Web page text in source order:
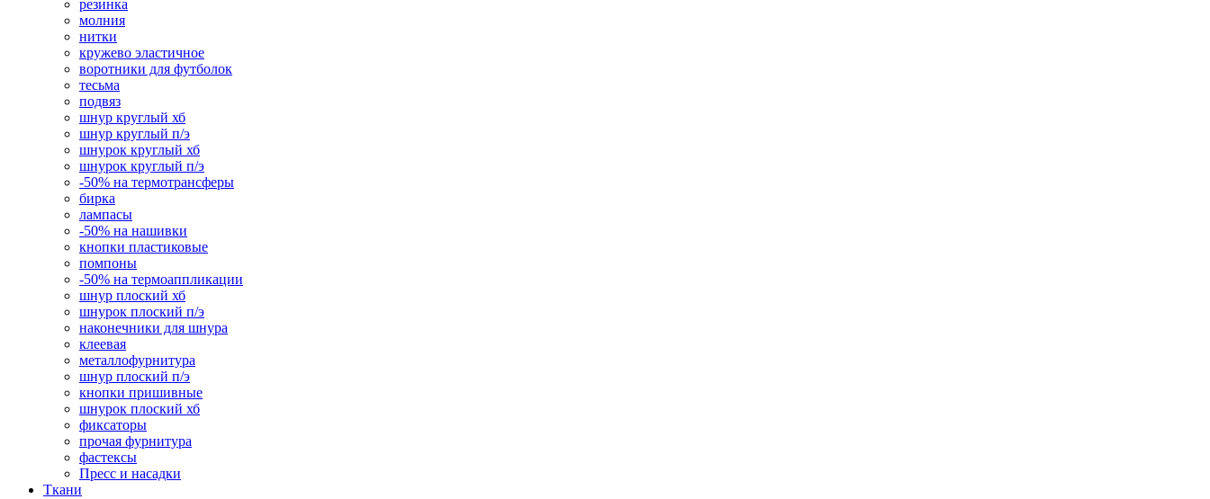
резинка
молния
нитки
кружево эластичное
воротники для футболок
тесьма
подвяз
шнур круглый хб
шнур круглый п/э
шнурок круглый хб
шнурок круглый п/э
-50% на термотрансферы
бирка
лампасы
-50% на нашивки
кнопки пластиковые
помпоны
-50% на термоаппликации
шнур плоский хб
шнурок плоский п/э
наконечники для шнура
клеевая
металлофурнитура
шнур плоский п/э
кнопки пришивные
шнурок плоский хб
фиксаторы
прочая фурнитура
фастексы
Пресс и насадки
Ткани